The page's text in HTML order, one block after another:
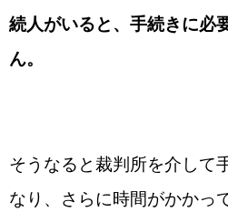
続人がいると、手続きに必
ん。
そうなると裁判所を介して
なり、さらに時間がかかっ